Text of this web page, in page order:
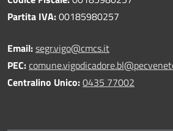
Partita IVA:00185980257
Email:segr.vigo@cmcs.it
PEC:
Centralino Unico:0435 77002